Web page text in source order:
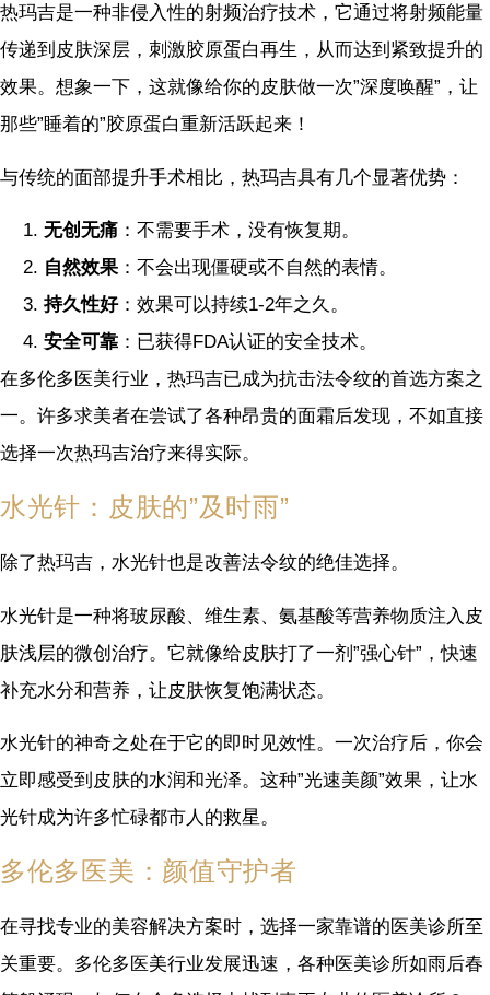
热玛吉是一种非侵入性的射频治疗技术，它通过将射频能量
传递到皮肤深层，刺激胶原蛋白再生，从而达到紧致提升的
效果。想象一下，这就像给你的皮肤做一次”深度唤醒”，让
那些”睡着的”胶原蛋白重新活跃起来！
与传统的面部提升手术相比，热玛吉具有几个显著优势：
无创无痛 ：不需要手术，没有恢复期。
自然效果：不会出现僵硬或不自然的表情。
持久性好：效果可以持续1-2年之久。
安全可靠 ：已获得FDA认证的安全技术。
在多伦多医美行业，热玛吉已成为抗击法令纹的首选方案之
一。许多求美者在尝试了各种昂贵的面霜后发现，不如直接
选择一次热玛吉治疗来得实际。
水光针：皮肤的”及时雨”
除了热玛吉，水光针也是改善法令纹的绝佳选择。
水光针是一种将玻尿酸、维生素、氨基酸等营养物质注入皮
肤浅层的微创治疗。它就像给皮肤打了一剂”强心针”，快速
补充水分和营养，让皮肤恢复饱满状态。
水光针的神奇之处在于它的即时见效性。一次治疗后，你会
立即感受到皮肤的水润和光泽。这种”光速美颜”效果，让水
光针成为许多忙碌都市人的救星。
多伦多医美：颜值守护者
在寻找专业的美容解决方案时，选择一家靠谱的医美诊所至
关重要。多伦多医美行业发展迅速，各种医美诊所如雨后春